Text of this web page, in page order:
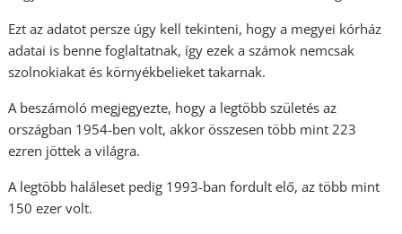
Ezt az adatot persze úgy kell tekinteni, hogy a megyei kórház
adatai is benne foglaltatnak, így ezek a számok nemcsak
szolnokiakat és környékbelieket takarnak.
A beszámoló megjegyezte, hogy a legtöbb születés az
országban 1954-ben volt, akkor összesen több mint 223
ezren jöttek a világra.
A legtöbb haláleset pedig 1993-ban fordult elő, az több mint
150 ezer volt.